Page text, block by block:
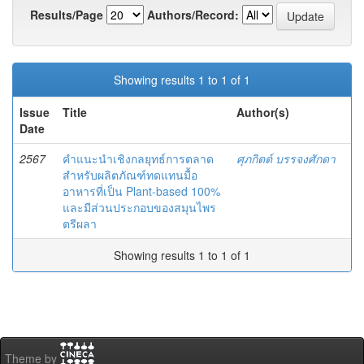
Results/Page
Authors/Record:
Showing results 1 to 1 of 1
Issue
Date
Title Author(s)
2567
คำแนะนำเชิงกลยุทธ์การตลาด
สำหรับผลิตภัณฑ์ทดแทนมื้อ
อาหารที่เป็น Plant-based 100%
และมีส่วนประกอบของสมุนไพร
ตรีผลา
ศุภกิตต์ บรรจงศักดา
Showing results 1 to 1 of 1
Theme by